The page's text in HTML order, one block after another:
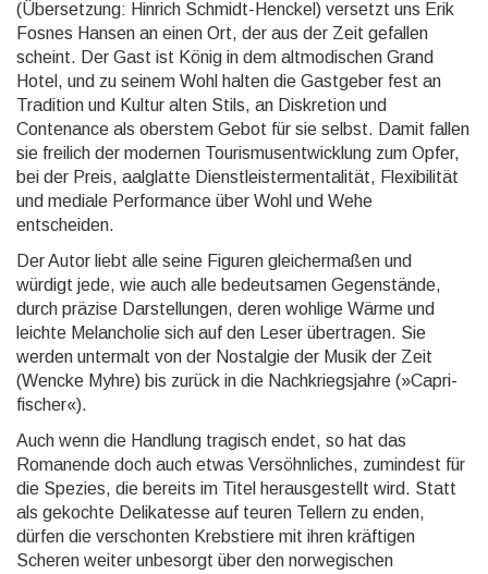
(Übersetzung: Hinrich Schmidt-Henckel) versetzt uns Erik
Fosnes Hansen an einen Ort, der aus der Zeit gefallen
scheint. Der Gast ist König in dem alt­modi­schen Grand
Hotel, und zu seinem Wohl halten die Gastgeber fest an
Tradition und Kultur alten Stils, an Diskretion und
Contenance als oberstem Gebot für sie selbst. Damit fallen
sie freilich der modernen Tourismus­entwick­lung zum Opfer,
bei der Preis, aal­glatte Dienst­leister­menta­lität, Flexibi­lität
und mediale Performance über Wohl und Wehe
entscheiden.
Der Autor liebt alle seine Figuren gleichermaßen und
würdigt jede, wie auch alle bedeutsamen Gegenstände,
durch präzise Darstel­lungen, deren wohlige Wärme und
leichte Melancholie sich auf den Leser übertragen. Sie
werden untermalt von der Nostalgie der Musik der Zeit
(Wencke Myhre) bis zurück in die Nach­kriegs­jahre (»Capri­
fischer«).
Auch wenn die Handlung tragisch endet, so hat das
Romanende doch auch etwas Versöhn­liches, zumindest für
die Spezies, die bereits im Titel herausge­stellt wird. Statt
als gekochte Delikatesse auf teuren Tellern zu enden,
dürfen die verschonten Krebstiere mit ihren kräftigen
Scheren weiter unbesorgt über den norwegi­schen